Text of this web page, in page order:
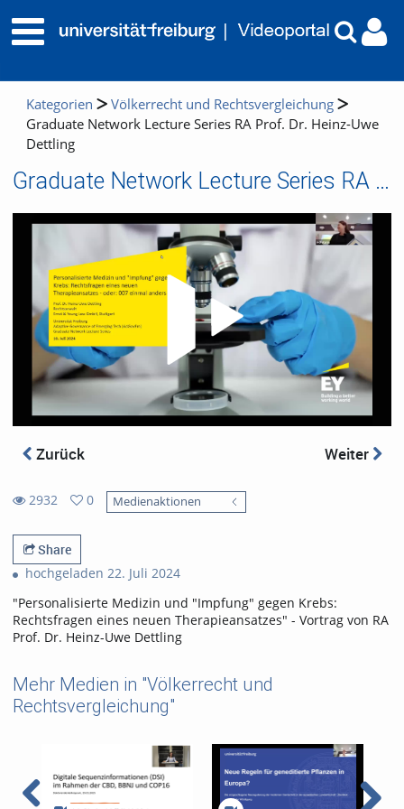
Kategorien
Völkerrecht und Rechtsvergleichung
Graduate Network Lecture Series RA Prof. Dr. Heinz-Uwe
Dettling
Graduate Network Lecture Series RA Prof. Dr. Heinz-Uwe Dettling
Zurück Weiter
2932
views
0
favorites
Medienaktionen
Share
hochgeladen 22. Juli 2024
"Personalisierte Medizin und "Impfung" gegen Krebs:
Rechtsfragen eines neuen Therapieansatzes" - Vortrag von RA
Prof. Dr. Heinz-Uwe Dettling
Mehr Medien in "Völkerrecht und
Rechtsvergleichung"